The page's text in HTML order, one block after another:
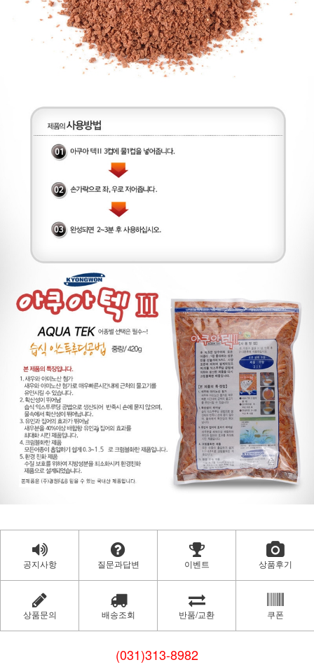
공지사항 질문과답변 이벤트 상품후기
상품문의 배송조회 반품/교환 쿠폰
(031)313-8982